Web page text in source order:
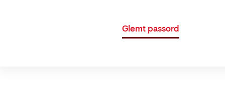
Glemt passord